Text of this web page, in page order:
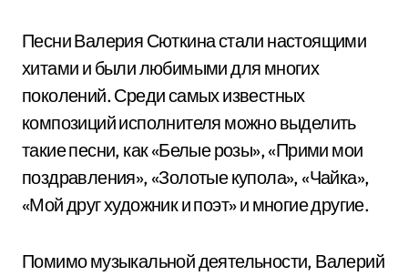
Песни Валерия Сюткина стали настоящими
хитами и были любимыми для многих
поколений. Среди самых известных
композиций исполнителя можно выделить
такие песни, как «Белые розы», «Прими мои
поздравления», «Золотые купола», «Чайка»,
«Мой друг художник и поэт» и многие другие.
Помимо музыкальной деятельности, Валерий